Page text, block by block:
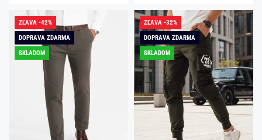
ZĽAVA -42%
DOPRAVA ZDARMA
SKLADOM
ZĽAVA -32%
DOPRAVA ZDARMA
SKLADOM